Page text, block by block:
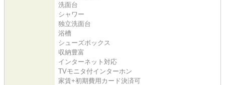
洗面台
シャワー
独立洗面台
浴槽
シューズボックス
収納豊富
インターネット対応
TVモニタ付インターホン
家賃+初期費用カード決済可